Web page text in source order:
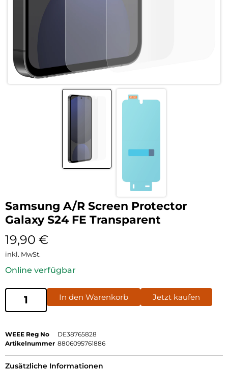
Samsung A/R Screen Protector
Galaxy S24 FE Transparent
19,90 €
inkl. MwSt.
Online verfügbar
In den Warenkorb Jetzt kaufen
WEEE Reg No
DE38765828
Artikelnummer 8806095761886
Zusätzliche Informationen